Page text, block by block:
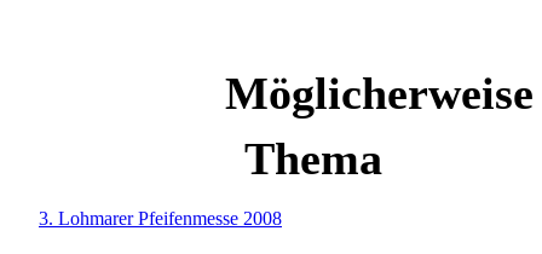
Thema
3. Lohmarer Pfeifenmesse 2008